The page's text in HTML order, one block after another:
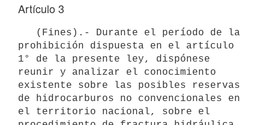
Artículo 3
prohibición dispuesta en el artículo
1° de la presente ley, dispónese
reunir y analizar el conocimiento
existente sobre las posibles reservas
de hidrocarburos no convencionales en
el territorio nacional, sobre el